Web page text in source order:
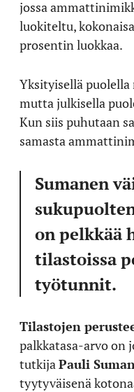
jossa
luokiteltu,
prosentin luokkaa.
Yksityisellä
mutta julkisella
Kun siis puhutaan
samasta
Sumanen
on pelkkää
tilastoissa
työtunnit.
Tilastojen
palkkatasa-arvo on
tutkija Pauli
tyytyväisenä